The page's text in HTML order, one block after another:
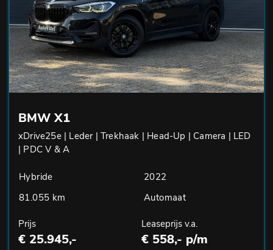
BMW X1
xDrive25e | Leder | Trekhaak | Head-Up | Camera | LED
| PDC V & A
Hybride
2022
81.055 km
Automaat
Prijs
€ 25.945,-
Leaseprijs v.a.
€ 558,- p/m